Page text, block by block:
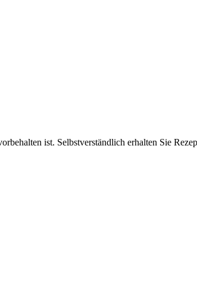
ist. Selbstverständlich erhalten Sie